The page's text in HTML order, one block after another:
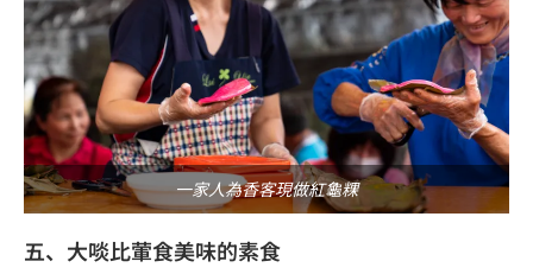
一家人為香客現做紅龜粿
五、大啖比葷食美味的素食